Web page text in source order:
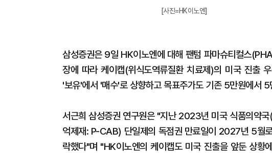
[사진=HK이노엔]
삼성증권은 9일 HK이노엔에 대해 팬텀 파마슈티컬스
장에 따라 케이캡(위식도역류질환 치료제)의 미국 진출
'보유'에서 '매수'로 상향하고 목표주가도 기존 5만원에서
서근희 삼성증권 연구원은 "지난 2023년 미국 식품의약
억제재: P-CAB) 단일제의 독점권 만료일이 2027년 5월
락했다"며 "HK이노엔의 케이캡도 미국 진출을 앞둔 상황